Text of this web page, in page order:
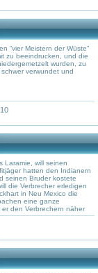
“vier Meistern der Wüste”
zu beeindrucken, und die
wurden, zu
verwundet und
Laramie, will seinen
hatten den Indianern
seinen Bruder kostete
die Verbrecher erledigen
in Neu Mexico die
eine ganze
den Verbrechern näher